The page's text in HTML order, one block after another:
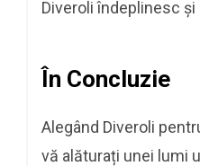
Diveroli îndeplinesc
În Concluzie
Alegând Diveroli
vă alăturați unei lumi